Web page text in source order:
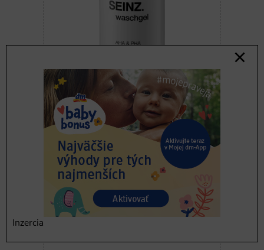
2v1 čistiaci gél na
tvár a bradu
SEINZ. Čistiaci gél na tvár a
bradu pre mužov, 250 ml |
mojadm.sk
Kúpiť teraz v online obchode
Inzercia